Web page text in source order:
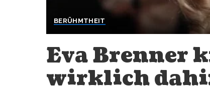
BERÜHMTHEIT
Eva Brenner
wirklich